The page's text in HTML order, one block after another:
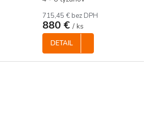
715,45 € bez DPH
880 € / ks
DETAIL